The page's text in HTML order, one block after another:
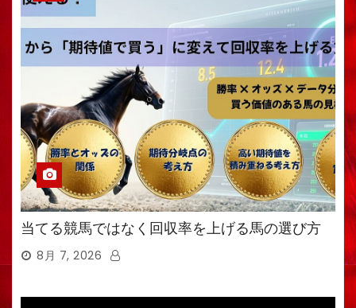
当てる競馬ではなく回収率を上げる馬の選び方
8月 7, 2026